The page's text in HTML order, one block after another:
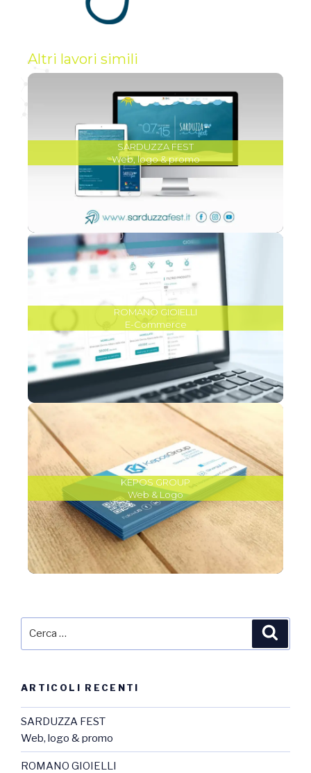
Altri lavori simili
SARDUZZA FEST
Web, logo & promo
ROMANO GIOIELLI
E-Commerce
KEPOS GROUP
Web & Logo
ARTICOLI RECENTI
SARDUZZA FEST
Web, logo & promo
ROMANO GIOIELLI